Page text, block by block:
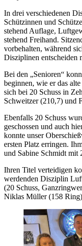
In drei verschiedenen
Schützinnen und
stehend Auflage,
stehend Freihand.
vorbehalten, während
Disziplinen entscheiden
Bei den „Senioren“
beginnen, wie er das
sich bei 20 Schuss in
Schweitzer (210,7) und
Ebenfalls 20 Schuss
geschossen und auch
konnte unser
ersten Platz erringen.
und Sabine Schmidt mit
Ihren Titel verteidigen
werdenden Disziplin
(20 Schuss,
Niklas Müller (158